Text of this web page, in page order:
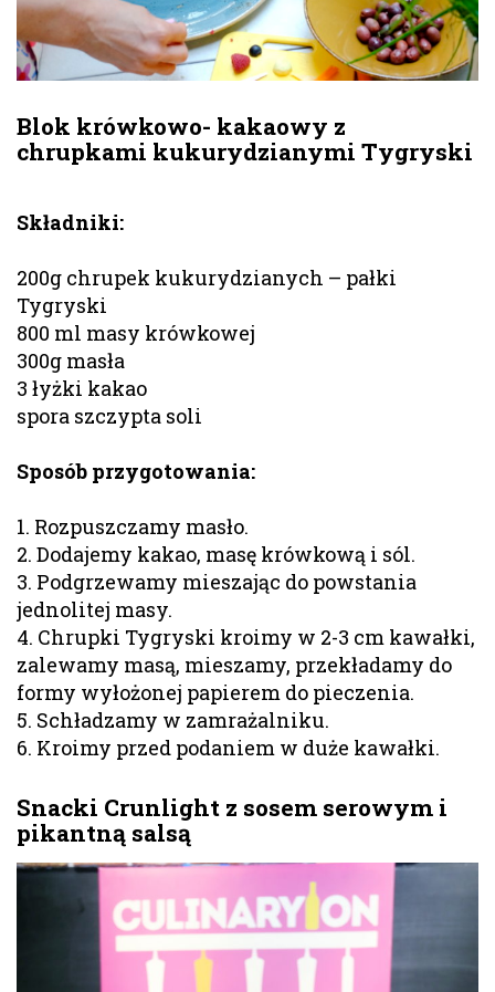
Blok krówkowo- kakaowy z
chrupkami kukurydzianymi Tygryski
Składniki:
200g chrupek kukurydzianych – pałki
Tygryski
800 ml masy krówkowej
300g masła
3 łyżki kakao
spora szczypta soli
Sposób przygotowania:
1. Rozpuszczamy masło.
2. Dodajemy kakao, masę krówkową i sól.
3. Podgrzewamy mieszając do powstania
jednolitej masy.
4. Chrupki Tygryski kroimy w 2-3 cm kawałki,
zalewamy masą, mieszamy, przekładamy do
formy wyłożonej papierem do pieczenia.
5. Schładzamy w zamrażalniku.
6. Kroimy przed podaniem w duże kawałki.
Snacki Crunlight z sosem serowym i
pikantną salsą